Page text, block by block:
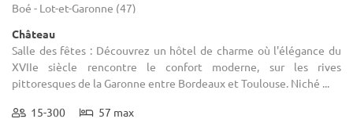
Boé - Lot-et-Garonne (47)
Château
Salle des fêtes : Découvrez un hôtel de charme où l'élégance du
XVIIe siècle rencontre le confort moderne, sur les rives
pittoresques de la Garonne entre Bordeaux et Toulouse. Niché ...
15-300 57 max